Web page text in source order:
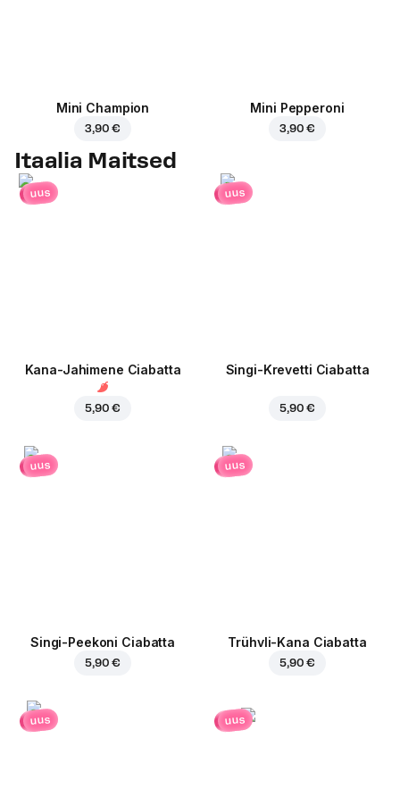
Mini Champion
3,90 €
Mini Pepperoni
3,90 €
Itaalia Maitsed
uus
Kana-Jahimene Ciabatta
5,90 €
uus
Singi-Krevetti Ciabatta
5,90 €
uus
Singi-Peekoni Ciabatta
5,90 €
uus
Trühvli-Kana Ciabatta
5,90 €
uus uus